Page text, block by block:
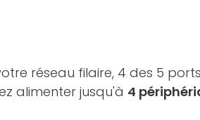
réseau filaire, 4 des 5
alimenter jusqu'à 4